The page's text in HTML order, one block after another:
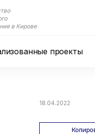
в Кирове
проекты
18.04.2022